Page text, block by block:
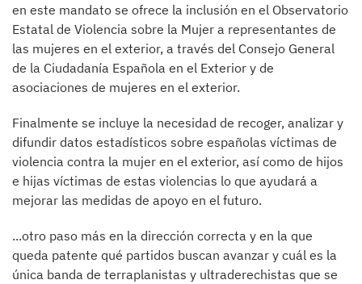
en este mandato se ofrece la inclusión en el Observatorio
Estatal de Violencia sobre la Mujer a representantes de
las mujeres en el exterior, a través del Consejo General
de la Ciudadanía Española en el Exterior y de
asociaciones de mujeres en el exterior.
Finalmente se incluye la necesidad de recoger, analizar y
difundir datos estadísticos sobre españolas víctimas de
violencia contra la mujer en el exterior, así como de hijos
e hijas víctimas de estas violencias lo que ayudará a
mejorar las medidas de apoyo en el futuro.
...otro paso más en la dirección correcta y en la que
queda patente qué partidos buscan avanzar y cuál es la
única banda de terraplanistas y ultraderechistas que se